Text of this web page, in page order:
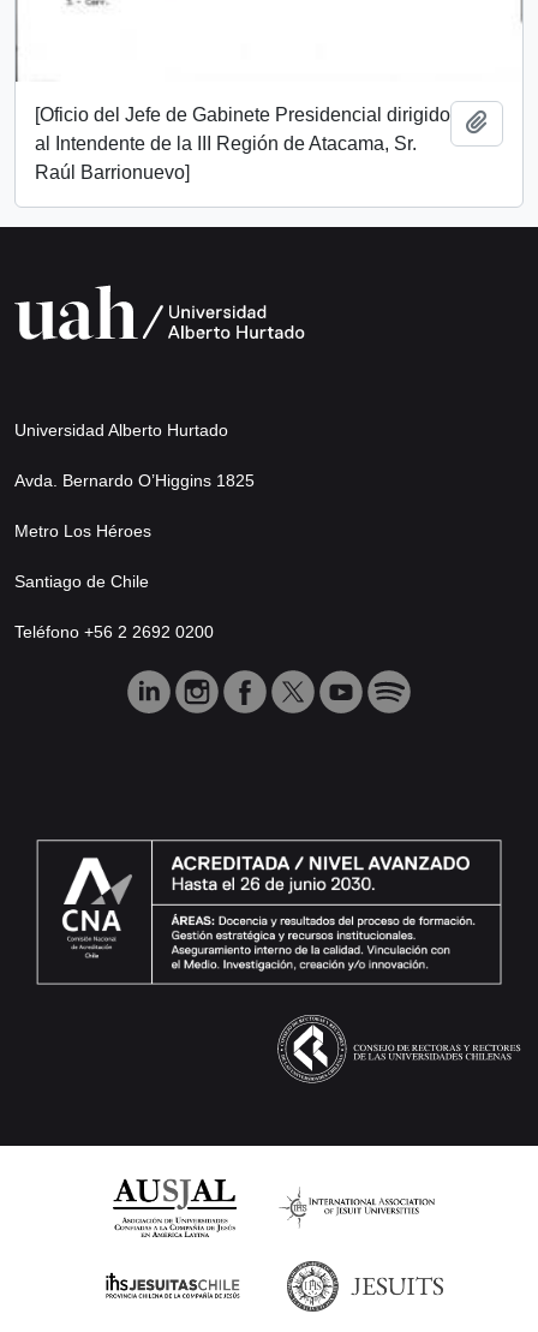
[Oficio del Jefe de Gabinete Presidencial dirigido
al Intendente de la III Región de Atacama, Sr.
Raúl Barrionuevo]
Universidad Alberto Hurtado
Avda. Bernardo O’Higgins 1825
Metro Los Héroes
Santiago de Chile
Teléfono +56 2 2692 0200